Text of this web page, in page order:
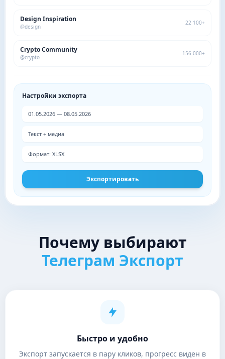
Design Inspiration
@design
22 100+
Crypto Community
@crypto
156 000+
Настройки экспорта
01.05.2026 — 08.05.2026
Текст + медиа
Формат: XLSX
Экспортировать
Почему выбирают
Телеграм Экспорт
Быстро и удобно
Экспорт запускается в пару кликов, прогресс виден в